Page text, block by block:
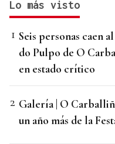
Lo más visto
Seis personas caen
do Pulpo de O
en estado crítico
Galería | O
un año más de la